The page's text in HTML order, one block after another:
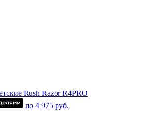
Rush Razor R4PRO
по 4 975 руб.